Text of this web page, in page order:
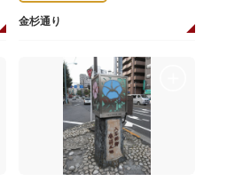
金杉通り